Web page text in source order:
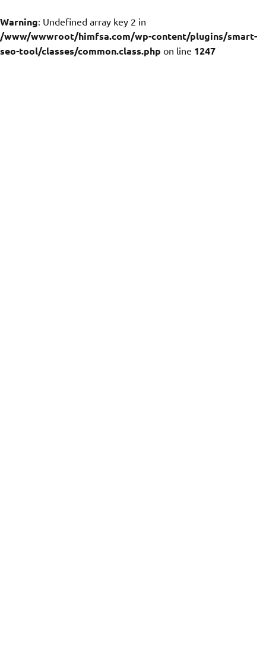
Warning: Undefined array key 2 in
/www/wwwroot/himfsa.com/wp-content/plugins/smart-
seo-tool/classes/common.class.php on line 1247